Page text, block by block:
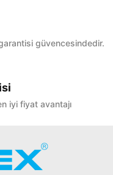
güvencesindedir.
iyi fiyat avantajı